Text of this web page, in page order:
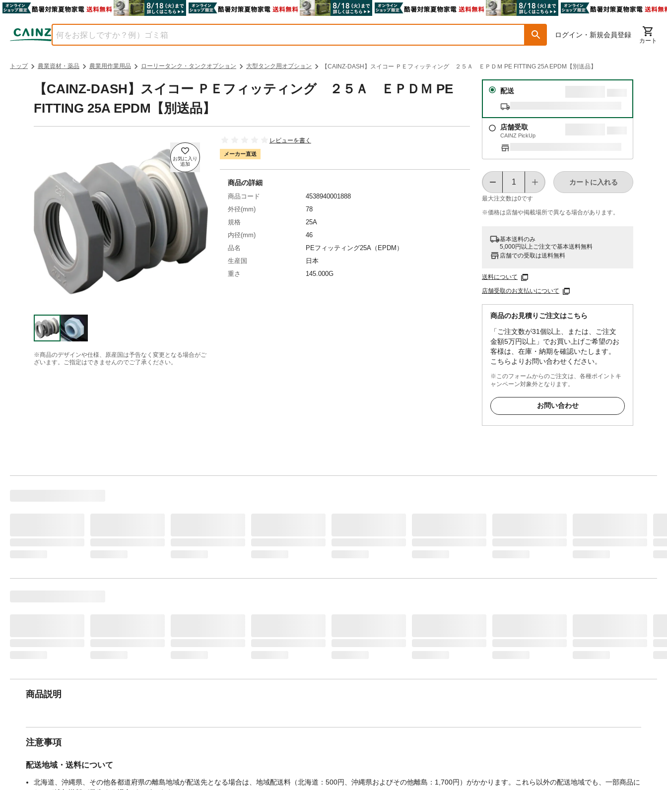
ログイン・新規会員登録
カート
トップ 農業資材・薬品 農業用作業用品 ローリータンク・タンクオプション 大型タンク用オプション 【CAINZ-DASH】スイコー ＰＥフィッティング ２５Ａ ＥＰＤＭ PE FITTING 25A EPDM【別送品】
【CAINZ-DASH】スイコー ＰＥフィッティング ２５Ａ ＥＰＤＭ PE
FITTING 25A EPDM【別送品】
※商品のデザインや仕様、原産国は予告なく変更となる場合がご
ざいます。ご指定はできませんのでご了承ください。
レビューを書く
メーカー直送
配送
店舗受取
CAINZ PickUp
最大注文数は0です
カートに入れる
※価格は​店舗や​掲載場所で​異なる​場合が​あります。
基本送料のみ
5,000円以上ご注文で基本送料無料
店舗での受取は送料無料
送料について
店舗受取のお支払いについて
商品のお見積りご注文はこちら
「ご注文数が31個以上、または、ご注文
金額5万円以上」でお買い上げご希望のお
客様は、在庫・納期を確認いたします。
こちらよりお問い合わせください。
※このフォームからのご注文は、各種ポイントキ
ャンペーン対象外となります。
お問い合わせ
商品の詳細
商品コード
4538940001888
外径(mm)
78
規格
25A
内径(mm)
46
品名
PEフィッティング25A（EPDM）
生産国
日本
重さ
145.000G
商品説明
注意事項
配送地域・送料について
北海道、沖縄県、その他各都道府県の離島地域が配送先となる場合は、地域配送料（北海道：500円、沖縄県およびその他離島：1,700円）がかかります。これら以外の配送地域でも、一部商品に